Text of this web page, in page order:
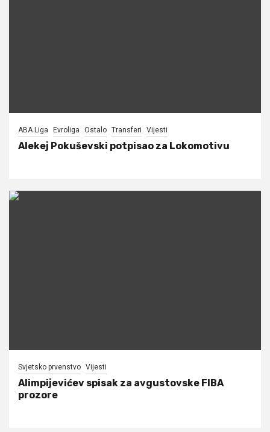
ABA Liga Evroliga Ostalo Transferi Vijesti
Alekej Pokuševski potpisao za Lokomotivu
Svjetsko prvenstvo Vijesti
Alimpijevićev spisak za avgustovske FIBA
prozore